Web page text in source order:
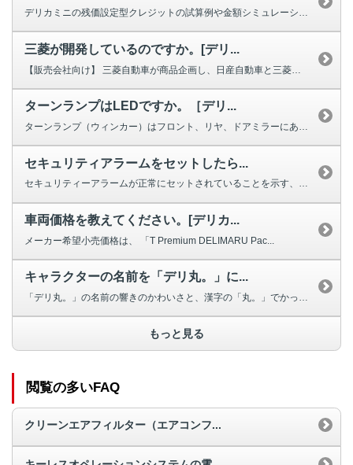
デリカミニの残価設定型クレジットの試算例や金額シミュレーションは、こちらの...
三菱が開発しているのですか。[デリ...
ターンランプはLEDですか。［デリ...
ターンランプ（ウィンカー）はフロント、リヤ、ドアミラーにあり、それぞれ以下...
セキュリティアラームをセットしたら...
セキュリティーアラームが正常にセットされていることを示す、セキュリティーイ...
車両価格を教えてください。[デリカ...
メーカー希望小売価格は、 「T Premium DELIMARU Pac...
キャラクターの名前を「デリ丸。」に...
「デリ丸。」の名前の響きのかわいさと、漢字の「丸。」でかっこよさが表現され...
もっと見る
閲覧の多いFAQ
クリーンエアフィルター（エアコンフ...